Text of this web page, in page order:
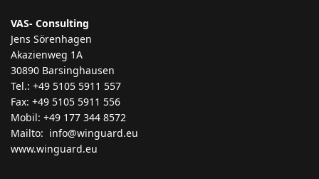
VAS- Consulting
Jens Sörenhagen
Akazienweg 1A
30890 Barsinghausen
Tel.: +49 5105 5911 557
Fax: +49 5105 5911 556
Mobil: +49 177 344 8572
Mailto: info@winguard.eu
www.winguard.eu